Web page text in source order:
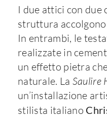
I due attici con due
struttura
In entrambi, le
realizzate in
un effetto pietra
naturale. La Saulire
un’installazione
stilista italiano